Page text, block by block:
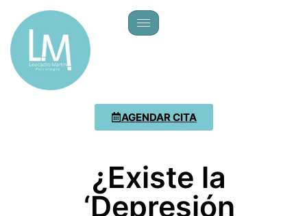
AGENDAR CITA
¿Existe la
‘Depresión